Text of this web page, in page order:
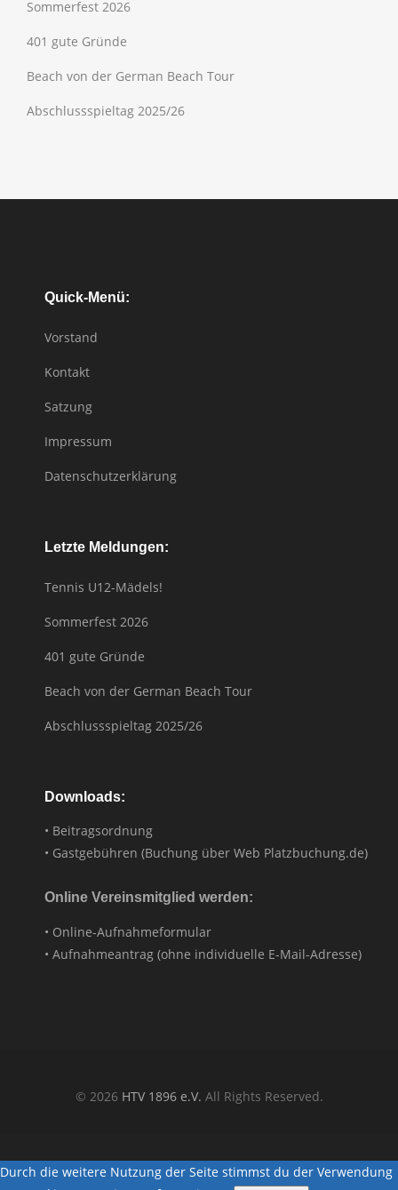
Sommerfest 2026
401 gute Gründe
Beach von der German Beach Tour
Abschlussspieltag 2025/26
Quick-Menü:
Vorstand
Kontakt
Satzung
Impressum
Datenschutzerklärung
Letzte Meldungen:
Tennis U12-Mädels!
Sommerfest 2026
401 gute Gründe
Beach von der German Beach Tour
Abschlussspieltag 2025/26
Downloads:
• Beitragsordnung
• Gastgebühren (Buchung über Web Platzbuchung.de)
Online Vereinsmitglied werden:
• Online-Aufnahmeformular
• Aufnahmeantrag (ohne individuelle E-Mail-Adresse)
© 2026 HTV 1896 e.V. All Rights Reserved.
Durch die weitere Nutzung der Seite stimmst du der Verwendung